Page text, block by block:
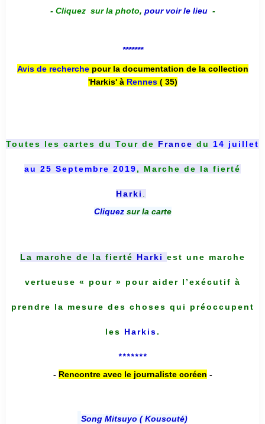
- Cliquez sur la photo, pour voir le lieu -
*******
Avis de recherche pour la documentation de la collection
'Harkis' à Rennes( 35)
Toutes les cartes du Tour de France du 14 juillet
au 25 Septembre 2019, Marche de la fierté
Harki
Cliquez sur la carte
La marche de la fierté Harki est une marche
vertueuse « pour » pour aider l’exécutif à
prendre la mesure des choses qui préoccupent
les Harkis.
*******
- Rencontre avec le journaliste coréen -
Song Mitsuyo ( Kousouté)